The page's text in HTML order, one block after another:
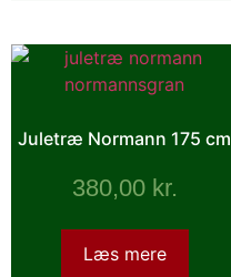
Juletræ Normann 175 cm
380,00 kr.
Læs mere